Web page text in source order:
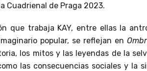
Cuadrienal de Praga 2023.
que trabaja KAY, entre ellas la
popular, se reflejan en
los mitos y las leyendas de la
las consecuencias sociales y la